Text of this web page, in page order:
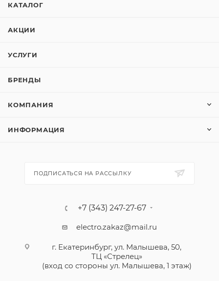
КАТАЛОГ
АКЦИИ
УСЛУГИ
БРЕНДЫ
КОМПАНИЯ
ИНФОРМАЦИЯ
ПОДПИСАТЬСЯ НА РАССЫЛКУ
+7 (343) 247-27-67
electro.zakaz@mail.ru
г. Екатеринбург, ул. Малышева, 50,
ТЦ «Стрелец»
(вход со стороны ул. Малышева, 1 этаж)